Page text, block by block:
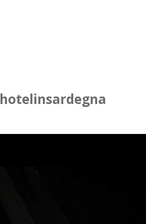
hotelinsardegna